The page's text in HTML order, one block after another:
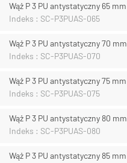
Wąż P 3 PU antystatyczny 65 mm
Indeks : SC-P3PUAS-065
Wąż P 3 PU antystatyczny 70 mm
Indeks : SC-P3PUAS-070
Wąż P 3 PU antystatyczny 75 mm
Indeks : SC-P3PUAS-075
Wąż P 3 PU antystatyczny 80 mm
Indeks : SC-P3PUAS-080
Wąż P 3 PU antystatyczny 85 mm